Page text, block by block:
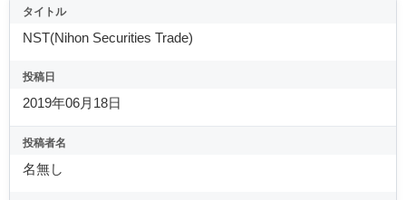
タイトル
NST(Nihon Securities Trade)
投稿日
2019年06月18日
投稿者名
名無し